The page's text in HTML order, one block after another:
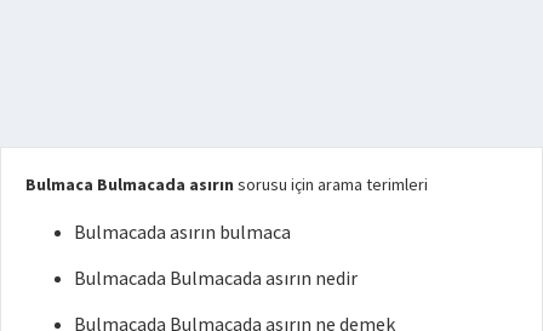
Bulmaca Bulmacada asırın sorusu için arama terimleri
Bulmacada asırın bulmaca
Bulmacada Bulmacada asırın nedir
Bulmacada Bulmacada asırın ne demek